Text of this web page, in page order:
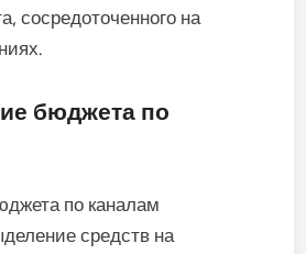
сосредоточенного на
бюджета по
по каналам
средств на